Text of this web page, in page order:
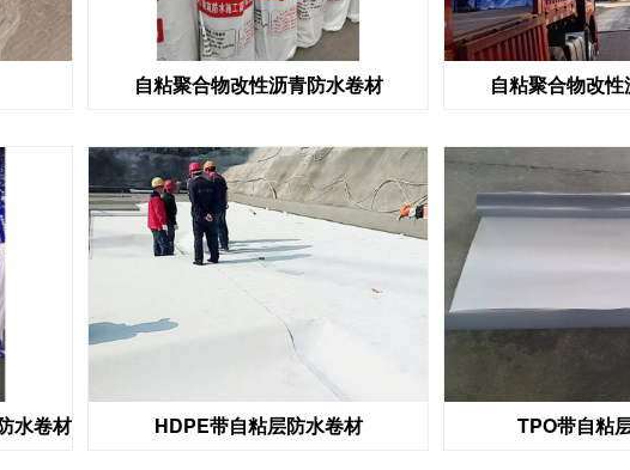
自粘聚合物改性沥青防水卷材 自粘聚合物改
水卷材 HDPE带自粘层防水卷材 TPO带自粘